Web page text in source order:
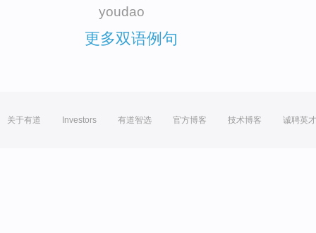
youdao
更多双语例句
关于有道 Investors 有道智选 官方博客 技术博客 诚聘英才